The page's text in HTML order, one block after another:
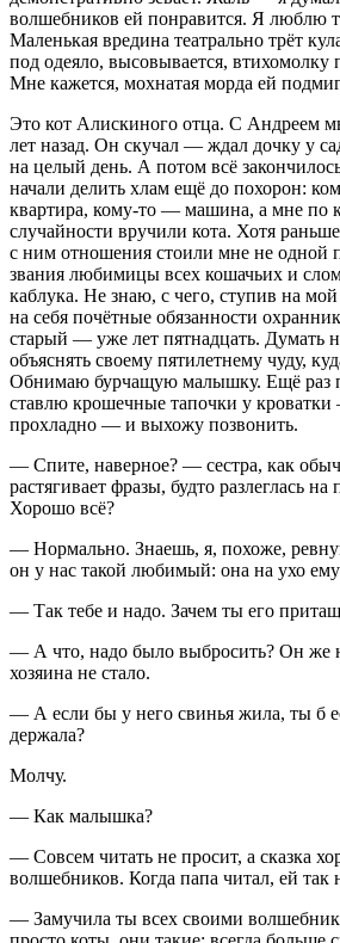
волшебников ей понравится. Я люблю
Маленькая вредина театрально трёт
под одеяло, высовывается, втихомолку
Мне кажется, мохнатая морда ей
Это кот Алискиного отца. С Андреем
лет назад. Он скучал — ждал дочку у
на целый день. А потом всё
начали делить хлам ещё до похорон:
квартира, кому-то — машина, а мне по
случайности вручили кота. Хотя
с ним отношения стоили мне не одной
звания любимицы всех кошачьих и
каблука. Не знаю, с чего, ступив на мой
на себя почётные обязанности
старый — уже лет пятнадцать. Думать
объяснять своему пятилетнему чуду,
Обнимаю бурчащую малышку. Ещё раз
ставлю крошечные тапочки у
прохладно — и выхожу позвонить.
— Спите, наверное? — сестра, как
растягивает фразы, будто разлеглась
Хорошо всё?
— Нормально. Знаешь, я, похоже,
он у нас такой любимый: она на ухо
— Так тебе и надо. Зачем ты его
— А что, надо было выбросить? Он же
хозяина не стало.
— А если бы у него свинья жила, ты б
держала?
Молчу.
— Как малышка?
— Совсем читать не просит, а сказка
волшебников. Когда папа читал, ей так
— Замучила ты всех своими